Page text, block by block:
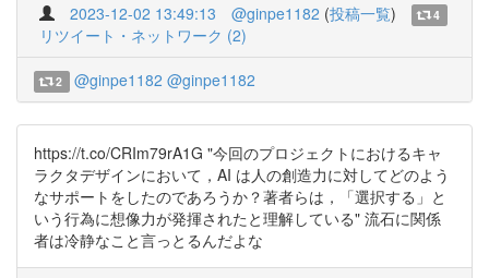
2023-12-02 13:49:13 @ginpe1182 (投稿一覧) 4
リツイート・ネットワーク (2)
2 @ginpe1182 @ginpe1182
https://t.co/CRIm79rA1G "今回のプロジェクトにおけるキャ
ラクタデザインにおいて，AI は人の創造力に対してどのよう
なサポートをしたのであろうか？著者らは，「選択する」と
いう行為に想像力が発揮されたと理解している" 流石に関係
者は冷静なこと言っとるんだよな